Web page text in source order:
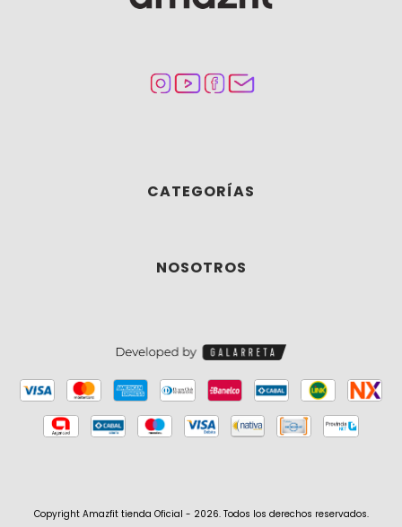
CATEGORÍAS
NOSOTROS
Copyright Amazfit tienda Oficial - 2026. Todos los derechos reservados.